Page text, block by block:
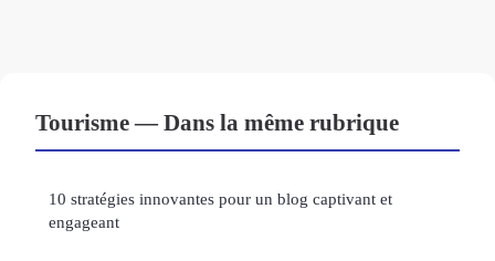
Tourisme — Dans la même rubrique
10 stratégies innovantes pour un blog captivant et
engageant